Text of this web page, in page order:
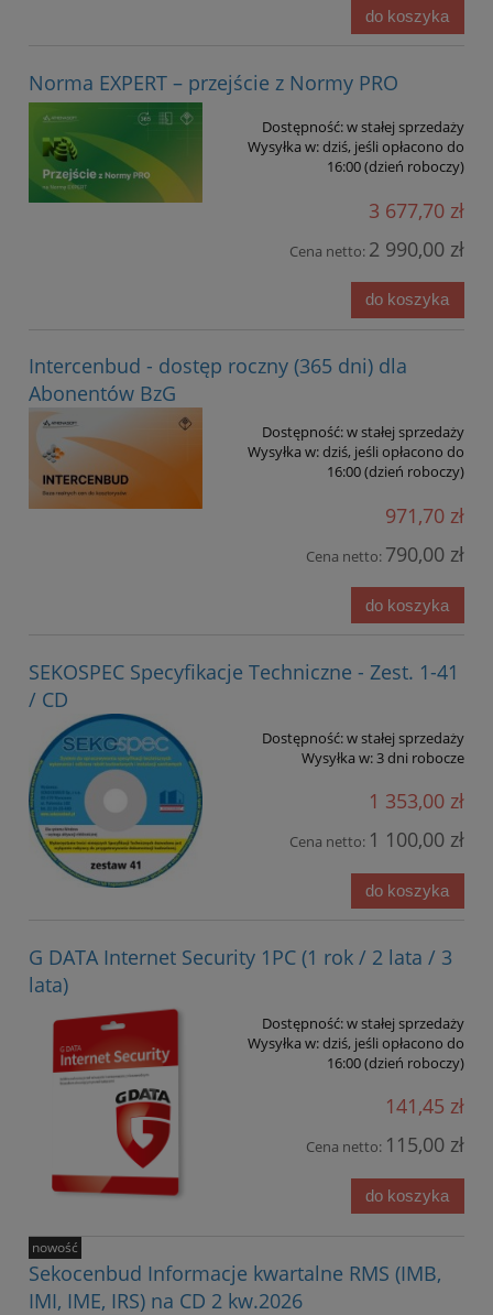
do koszyka
Norma EXPERT – przejście z Normy PRO
Dostępność:w stałej sprzedaży
Wysyłka w:dziś, jeśli opłacono do
16:00 (dzień roboczy)
3 677,70 zł
Cena netto: 2 990,00 zł
do koszyka
Intercenbud - dostęp roczny (365 dni) dla
Abonentów BzG
Dostępność:w stałej sprzedaży
Wysyłka w:dziś, jeśli opłacono do
16:00 (dzień roboczy)
971,70 zł
Cena netto: 790,00 zł
do koszyka
SEKOSPEC Specyfikacje Techniczne - Zest. 1-41
/ CD
Dostępność:w stałej sprzedaży
Wysyłka w:3 dni robocze
1 353,00 zł
Cena netto: 1 100,00 zł
do koszyka
G DATA Internet Security 1PC (1 rok / 2 lata / 3
lata)
Dostępność:w stałej sprzedaży
Wysyłka w:dziś, jeśli opłacono do
16:00 (dzień roboczy)
141,45 zł
Cena netto: 115,00 zł
do koszyka
Sekocenbud Informacje kwartalne RMS (IMB,
IMI, IME, IRS) na CD 2 kw.2026
nowość